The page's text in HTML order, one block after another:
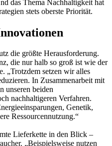
das Thema Nachhaltigkeit hat
stets oberste Priorität.
die größte Herausforderung.
die nur halb so groß ist wie der
„Trotzdem setzen wir alles
In Zusammenarbeit mit
unseren beiden
nachhaltigeren Verfahren.
Genetik,
Ressourcennutzung.“
Lieferkette in den Blick –
„Beispielsweise nutzen